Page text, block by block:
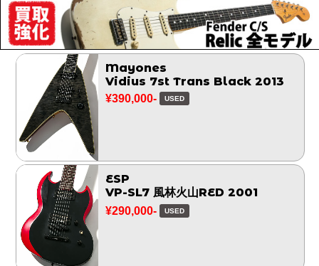
Mayones
Vidius 7st Trans Black 2013
¥390,000- USED
ESP
VP-SL7 風林火山RED 2001
¥290,000- USED